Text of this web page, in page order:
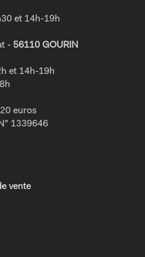
et 14h-19h
- 56110 GOURIN
et 14h-19h
euros
1339646
vente